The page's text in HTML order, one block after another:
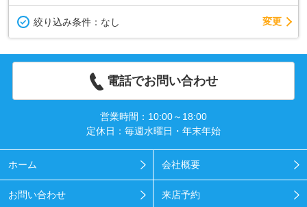
絞り込み条件： なし 変更
電話でお問い合わせ
営業時間：10:00～18:00
定休日：毎週水曜日・年末年始
ホーム 会社概要
お問い合わせ 来店予約